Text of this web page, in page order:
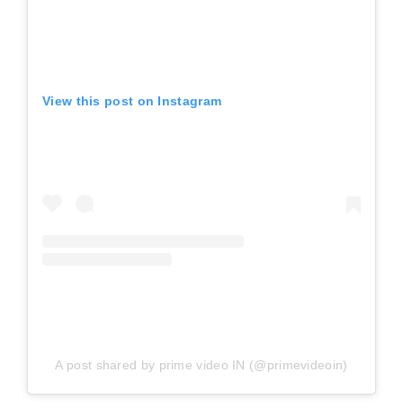
View this post on Instagram
A post shared by prime video IN (@primevideoin)